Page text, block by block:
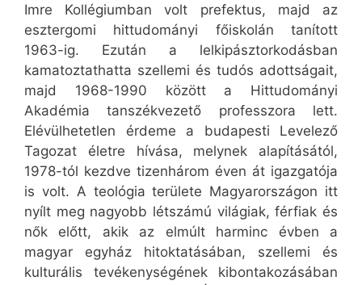
Imre Kollégiumban volt prefektus, majd az
esztergomi hittudományi főiskolán tanított
1963-ig. Ezután a lelkipásztorkodásban
kamatoztathatta szellemi és tudós adottságait,
majd 1968-1990 között a Hittudományi
Akadémia tanszékvezető professzora lett.
Elévülhetetlen érdeme a budapesti Levelező
Tagozat életre hívása, melynek alapításától,
1978-tól kezdve tizenhárom éven át igazgatója
is volt. A teológia területe Magyarországon itt
nyílt meg nagyobb létszámú világiak, férfiak és
nők előtt, akik az elmúlt harminc évben a
magyar egyház hitoktatásában, szellemi és
kulturális tevékenységének kibontakozásában